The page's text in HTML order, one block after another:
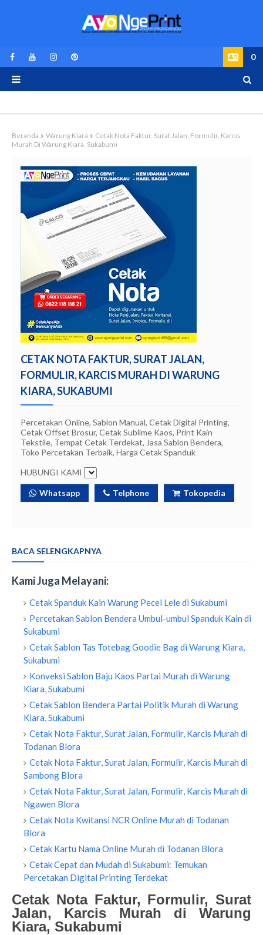
0
Beranda Warung Kiara
Cetak Nota Faktur, Surat Jalan, Formulir, Karcis
Murah Di Warung Kiara, Sukabumi
CETAK NOTA FAKTUR, SURAT JALAN,
FORMULIR, KARCIS MURAH DI WARUNG
KIARA, SUKABUMI
Percetakan Online, Sablon Manual, Cetak Digital Printing,
Cetak Offset Brosur, Cetak Sublime Kaos, Print Kain
Tekstile, Tempat Cetak Terdekat, Jasa Sablon Bendera,
Toko Percetakan Terbaik, Harga Cetak Spanduk
HUBUNGI KAMI
Whatsapp Telphone Tokopedia
BACA SELENGKAPNYA
Kami Juga Melayani:
Cetak Spanduk Kain Warung Pecel Lele di Sukabumi
Percetakan Sablon Bendera Umbul-umbul Spanduk Kain di
Sukabumi
Cetak Sablon Tas Totebag Goodie Bag di Warung Kiara,
Sukabumi
Konveksi Sablon Baju Kaos Partai Murah di Warung
Kiara, Sukabumi
Cetak Sablon Bendera Partai Politik Murah di Warung
Kiara, Sukabumi
Cetak Nota Faktur, Surat Jalan, Formulir, Karcis Murah di
Todanan Blora
Cetak Nota Faktur, Surat Jalan, Formulir, Karcis Murah di
Sambong Blora
Cetak Nota Faktur, Surat Jalan, Formulir, Karcis Murah di
Ngawen Blora
Cetak Nota Kwitansi NCR Online Murah di Todanan
Blora
Cetak Kartu Nama Online Murah di Todanan Blora
Cetak Cepat dan Mudah di Sukabumi: Temukan
Percetakan Digital Printing Terdekat
Cetak Nota Faktur, Formulir, Surat
Jalan, Karcis Murah di Warung
Kiara, Sukabumi